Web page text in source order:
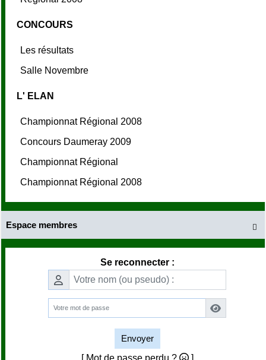
CONCOURS
Les résultats
Salle Novembre
L' ELAN
Championnat Régional 2008
Concours Daumeray 2009
Championnat Régional
Championnat Régional 2008

Espace membres
Se reconnecter :
Envoyer
[ Mot de passe perdu ?
]